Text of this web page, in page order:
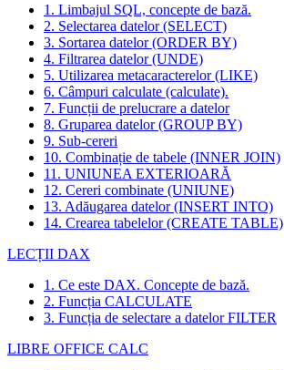
1. Limbajul SQL, concepte de bază.
2. Selectarea datelor (SELECT)
3. Sortarea datelor (ORDER BY)
4. Filtrarea datelor (UNDE)
5. Utilizarea metacaracterelor (LIKE)
6. Câmpuri calculate (calculate).
7. Funcții de prelucrare a datelor
8. Gruparea datelor (GROUP BY)
9. Sub-cereri
10. Combinație de tabele (INNER JOIN)
11. UNIUNEA EXTERIOARĂ
12. Cereri combinate (UNIUNE)
13. Adăugarea datelor (INSERT INTO)
14. Crearea tabelelor (CREATE TABLE)
LECȚII DAX
1. Ce este DAX. Concepte de bază.
2. Funcția CALCULATE
3. Funcția de selectare a datelor FILTER
LIBRE OFFICE CALC